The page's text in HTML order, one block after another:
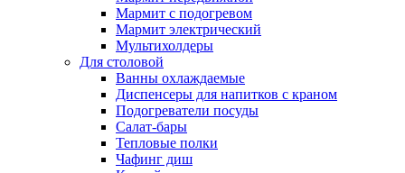
Мармит с подогревом
Мармит электрический
Мультихолдеры
Для столовой
Ванны охлаждаемые
Диспенсеры для напитков с краном
Подогреватели посуды
Салат-бары
Тепловые полки
Чафинг диш